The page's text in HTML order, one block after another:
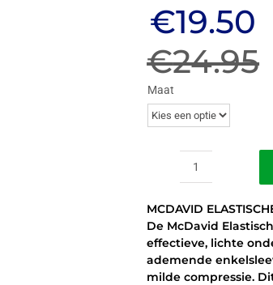
€24.95
prijs
was:
€19.50
prijs
is:
Maat
MCDAVID
ENKELBRACE
-
LICHTE
STEUN
aantal
MCDAVID
De McDavid
effectieve, lichte
ademende
milde compressie.